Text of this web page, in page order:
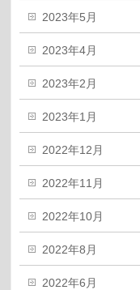
2023年5月
2023年4月
2023年2月
2023年1月
2022年12月
2022年11月
2022年10月
2022年8月
2022年6月